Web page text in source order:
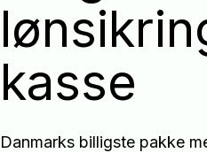
kasse
Danmarks billigste pakke